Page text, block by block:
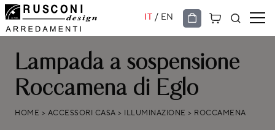
IT / EN
Lampada a sospensione
Roccamena di Eglo
HOME > ACCESSORI CASA > ILLUMINAZIONE > ROCCAMENA